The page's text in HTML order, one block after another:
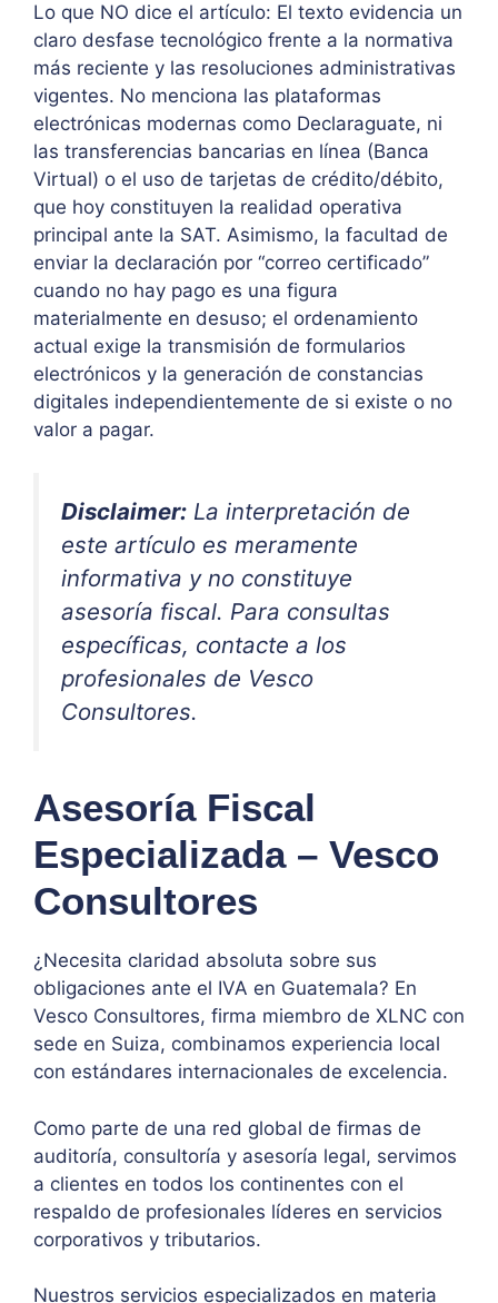
Lo que NO dice el artículo: El texto evidencia un
claro desfase tecnológico frente a la normativa
más reciente y las resoluciones administrativas
vigentes. No menciona las plataformas
electrónicas modernas como Declaraguate, ni
las transferencias bancarias en línea (Banca
Virtual) o el uso de tarjetas de crédito/débito,
que hoy constituyen la realidad operativa
principal ante la SAT. Asimismo, la facultad de
enviar la declaración por “correo certificado”
cuando no hay pago es una figura
materialmente en desuso; el ordenamiento
actual exige la transmisión de formularios
electrónicos y la generación de constancias
digitales independientemente de si existe o no
valor a pagar.
Disclaimer: La interpretación de
este artículo es meramente
informativa y no constituye
asesoría fiscal. Para consultas
específicas, contacte a los
profesionales de Vesco
Consultores.
Asesoría Fiscal
Especializada – Vesco
Consultores
¿Necesita claridad absoluta sobre sus
obligaciones ante el IVA en Guatemala? En
Vesco Consultores, firma miembro de XLNC con
sede en Suiza, combinamos experiencia local
con estándares internacionales de excelencia.
Como parte de una red global de firmas de
auditoría, consultoría y asesoría legal, servimos
a clientes en todos los continentes con el
respaldo de profesionales líderes en servicios
corporativos y tributarios.
Nuestros servicios especializados en materia